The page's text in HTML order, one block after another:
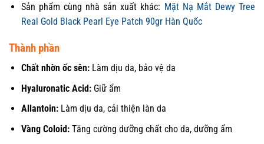
Sản phẩm cùng nhà sản xuất khác: Mặt Nạ Mắt Dewy Tree
Real Gold Black Pearl Eye Patch 90gr Hàn Quốc
Thành phần
Chất nhờn ốc sên:Làm dịu da, bảo vệ da
Hyaluronatic Acid:Giữ ẩm
Allantoin: Làm dịu da, cải thiện làn da
Vàng Coloid:Tăng cường dưỡng chất cho da, dưỡng ẩm